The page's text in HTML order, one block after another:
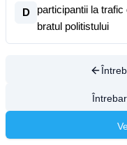
D
participantii la
bratul politistului